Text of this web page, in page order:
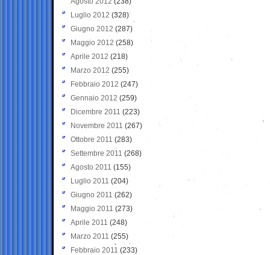
Luglio 2012 (328)
Giugno 2012 (287)
Maggio 2012 (258)
Aprile 2012 (218)
Marzo 2012 (255)
Febbraio 2012 (247)
Gennaio 2012 (259)
Dicembre 2011 (223)
Novembre 2011 (267)
Ottobre 2011 (283)
Settembre 2011 (268)
Agosto 2011 (155)
Luglio 2011 (204)
Giugno 2011 (262)
Maggio 2011 (273)
Aprile 2011 (248)
Marzo 2011 (255)
Febbraio 2011 (233)